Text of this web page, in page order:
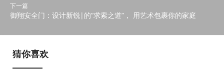
下一篇
御翔安全门：设计新锐|的“求索之道”， 用艺术包裹你的家庭
猜你喜欢